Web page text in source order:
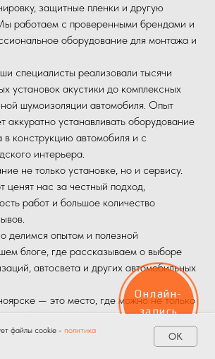
файлы cookie - политика
ОК
защитные пленки и другую
работаем с проверенными брендами и
оборудование для монтажа и
специалисты реализовали тысячи
установок акустики до комплексных
шумоизоляции автомобиля. Опыт
аккуратно устанавливать оборудование
в конструкцию автомобиля и с
интерьера.
не только установке, но и сервису.
ценят нас за честный подход,
работ и большое количество
делимся опытом и полезной
блоге, где рассказываем о выборе
автосвета и других автомобильных
— это место, где можно не только
оборудование, но и доверить его
установку.
дилером и представителем
Онлайн-
запись